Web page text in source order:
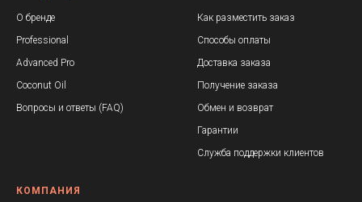
О бренде
Professional
Advanced Pro
Coconut Oil
Вопросы и ответы (FAQ)
Как разместить заказ
Способы оплаты
Доставка заказа
Получение заказа
Обмен и возврат
Гарантии
Служба поддержки клиентов
КОМПАНИЯ